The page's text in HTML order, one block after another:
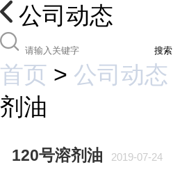
公司动态
搜索
首页 > 公司动态
剂油
120号溶剂油 2019-07-24